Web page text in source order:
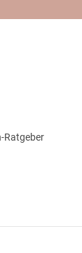
Ratgeber